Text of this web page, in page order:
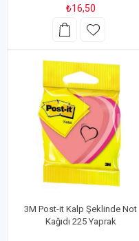
₺16,50
3M Post-it Kalp Şeklinde Not
Kağıdı 225 Yaprak